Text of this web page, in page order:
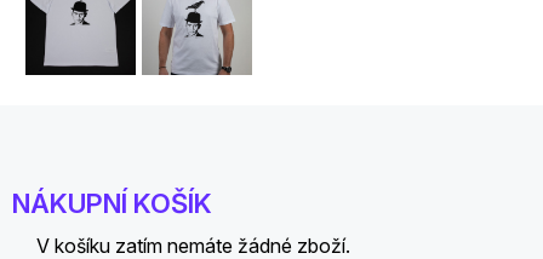
NÁKUPNÍ KOŠÍK
V košíku zatím nemáte žádné zboží.